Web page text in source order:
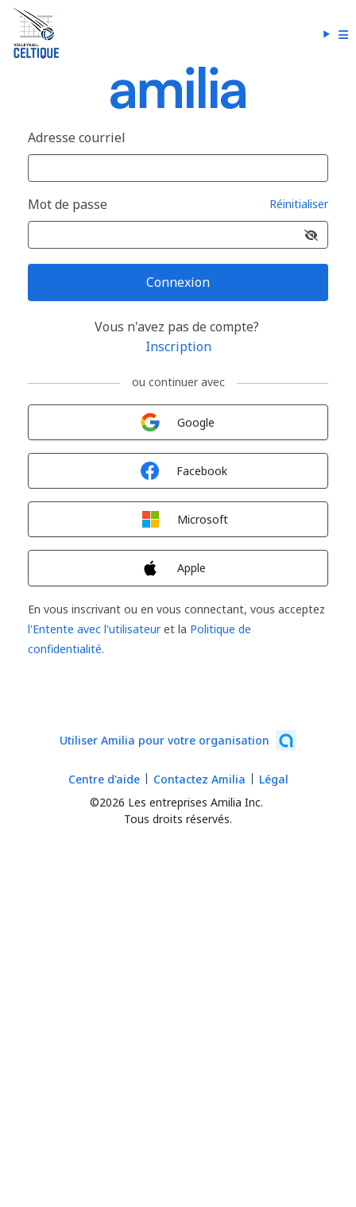
Adresse courriel
Mot de passe Réinitialiser
Connexion
Vous n'avez pas de compte?
Inscription
ou continuer avec
Google
Facebook
Microsoft
Apple
En vous inscrivant ou en vous connectant, vous acceptez
l'Entente avec l'utilisateuret la Politique de
confidentialité.
Utiliser Amilia pour votre organisation
©2026 Les entreprises Amilia Inc.
Tous droits réservés.
Centre d'aide Contactez Amilia Légal